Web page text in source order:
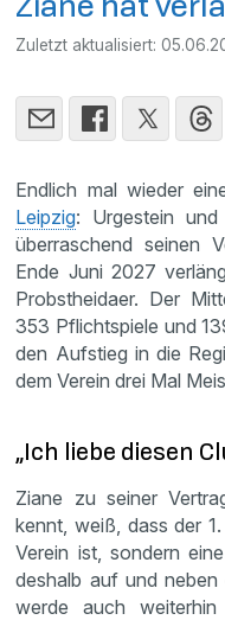
Zuletzt aktualisiert:
Endlich mal wieder
Leipzig: Urgestein und
überraschend seinen
Ende Juni 2027
Probstheidaer. Der
353 Pflichtspiele und
den Aufstieg in die
dem Verein drei Mal
„Ich liebe diesen
Ziane zu seiner
kennt, weiß, dass der
Verein ist, sondern
deshalb auf und neben
werde auch